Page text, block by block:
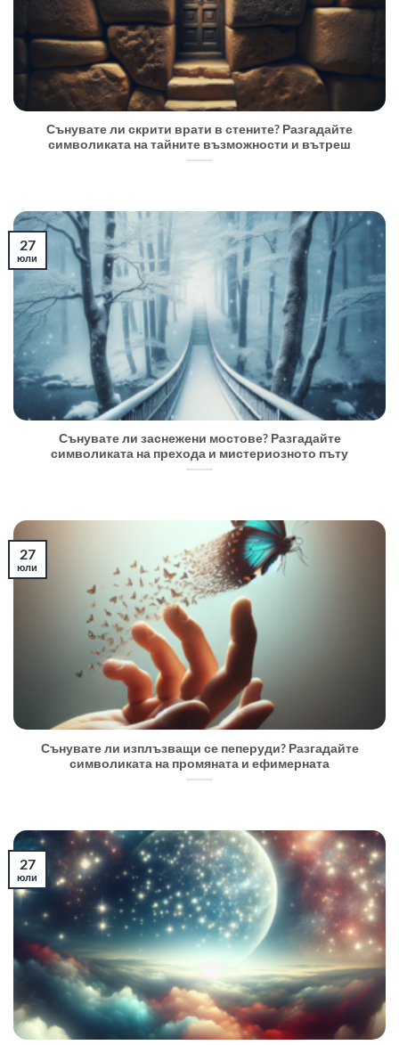
Сънувате ли скрити врати в стените? Разгадайте
символиката на тайните възможности и вътреш
Сънувате ли заснежени мостове? Разгадайте
символиката на прехода и мистериозното пъту
27
юли
Сънувате ли изплъзващи се пеперуди? Разгадайте
символиката на промяната и ефимерната
27
юли
27
юли